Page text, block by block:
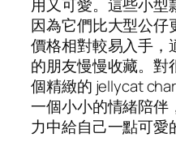
用又可愛。這些小
因為它們比大型公仔
價格相對較易入手，
的朋友慢慢收藏。對
個精緻的 jellycat
一個小小的情緒陪伴
力中給自己一點可愛